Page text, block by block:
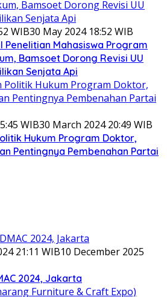
WIB30 May 2024 18:52 WIB
Penelitian Mahasiswa Program
Bamsoet Dorong Revisi UU
Senjata Api
WIB30 March 2024 20:49 WIB
Hukum Program Doktor,
Pentingnya Pembenahan Partai
21:11 WIB10 December 2025
2024, Jakarta